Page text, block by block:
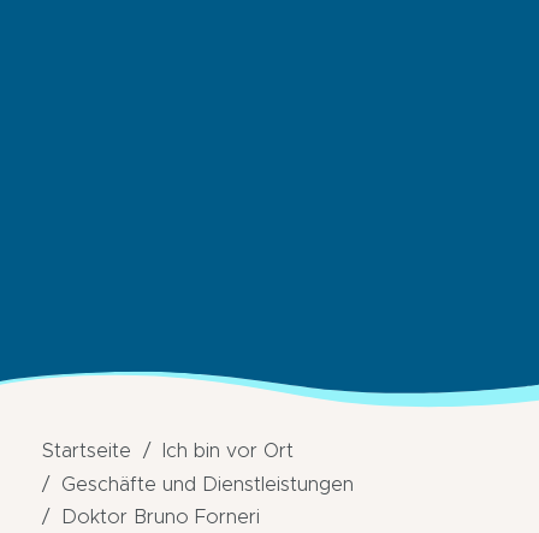
Startseite
Ich bin vor Ort
Geschäfte und Dienstleistungen
Doktor Bruno Forneri